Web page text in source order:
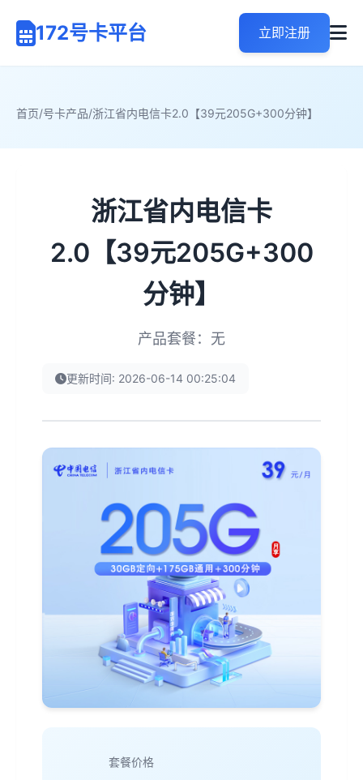
172号卡平台 立即注册
首页/号卡产品/浙江省内电信卡2.0【39元205G+300分钟】
浙江省内电信卡
2.0【39元205G+300
分钟】
产品套餐：无
更新时间: 2026-06-14 00:25:04
套餐价格